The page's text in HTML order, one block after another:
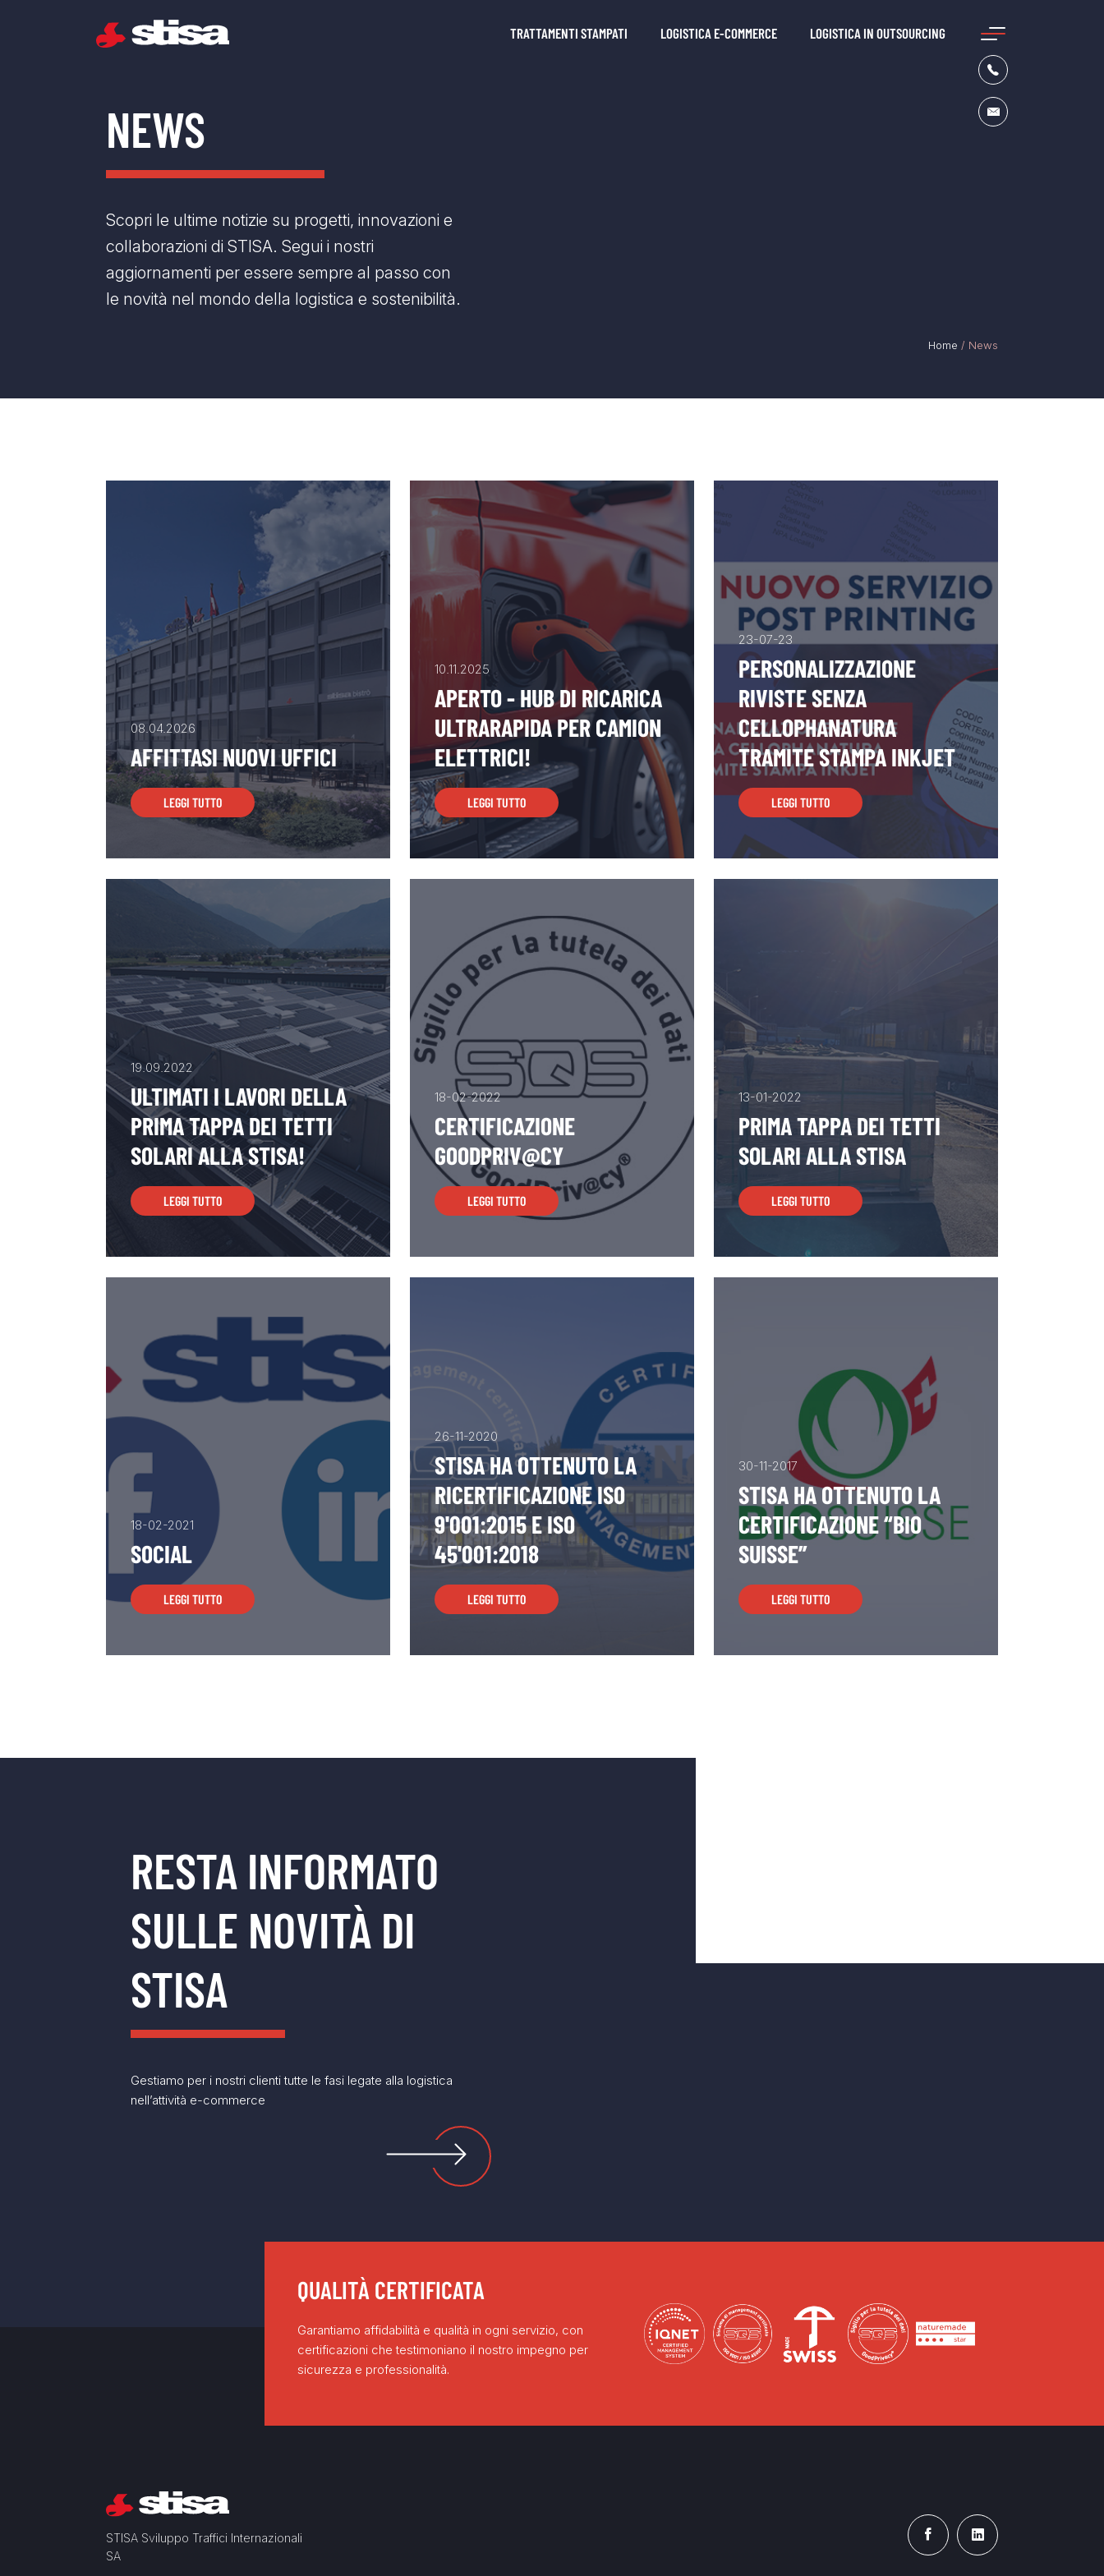
TRATTAMENTI STAMPATI LOGISTICA E-COMMERCE LOGISTICA IN OUTSOURCING
NEWS
Scopri le ultime notizie su progetti, innovazioni e
collaborazioni di STISA. Segui i nostri
aggiornamenti per essere sempre al passo con
le novità nel mondo della logistica e sostenibilità.
Home / News
08.04.2026
AFFITTASI NUOVI UFFICI
LEGGI TUTTO
10.11.2025
APERTO - HUB DI RICARICA
ULTRARAPIDA PER CAMION
ELETTRICI!
LEGGI TUTTO
23-07-23
PERSONALIZZAZIONE
RIVISTE SENZA
CELLOPHANATURA
TRAMITE STAMPA INKJET
LEGGI TUTTO
19.09.2022
ULTIMATI I LAVORI DELLA
PRIMA TAPPA DEI TETTI
SOLARI ALLA STISA!
LEGGI TUTTO
18-02-2022
CERTIFICAZIONE
GOODPRIV@CY
LEGGI TUTTO
13-01-2022
PRIMA TAPPA DEI TETTI
SOLARI ALLA STISA
LEGGI TUTTO
18-02-2021
SOCIAL
LEGGI TUTTO
26-11-2020
STISA HA OTTENUTO LA
RICERTIFICAZIONE ISO
9'001:2015 E ISO
45'001:2018
LEGGI TUTTO
30-11-2017
STISA HA OTTENUTO LA
CERTIFICAZIONE “BIO
SUISSE”
LEGGI TUTTO
RESTA INFORMATO
SULLE NOVITÀ DI
STISA
Gestiamo per i nostri clienti tutte le fasi legate alla logistica
nell’attività e-commerce
QUALITÀ CERTIFICATA
Garantiamo affidabilità e qualità in ogni servizio, con
certificazioni che testimoniano il nostro impegno per
sicurezza e professionalità.
STISA Sviluppo Traffici Internazionali
SA